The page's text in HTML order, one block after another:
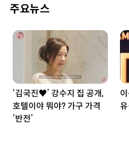
주요뉴스
‘김국진♥’ 강수지 집 공개,
호텔이야 뭐야? 가구 가격
’반전’